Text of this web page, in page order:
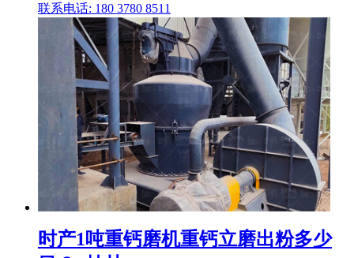
联系电话: 180 3780 8511
时产1吨重钙磨机重钙立磨出粉多少